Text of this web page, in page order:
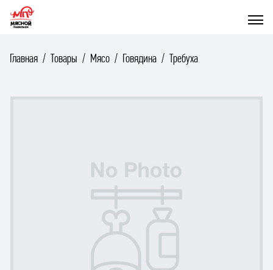
Главная Товары Мясо Говядина Требуха